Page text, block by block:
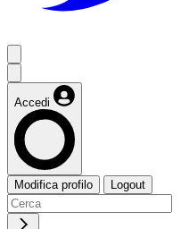
Accedi
Modifica profilo Logout